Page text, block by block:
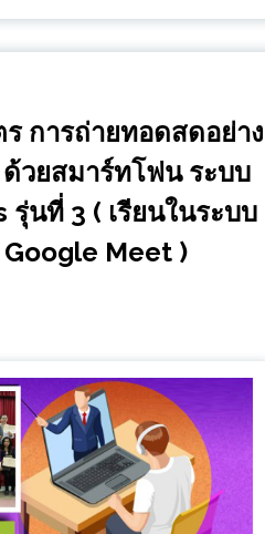
การถ่ายทอดสดอย่าง
วยสมาร์ทโฟน ระบบ
นที่ 3 ( เรียนในระบบ
Meet )